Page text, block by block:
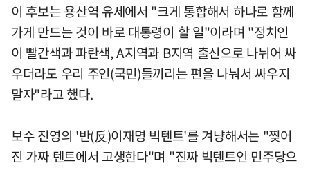
이 후보는 용산역 유세에서 "크게 통합해서 하나로 함께
가게 만드는 것이 바로 대통령이 할 일"이라며 "정치인
이 빨간색과 파란색, A지역과 B지역 출신으로 나뉘어 싸
우더라도 우리 주인(국민)들끼리는 편을 나눠서 싸우지
말자"라고 했다.
보수 진영의 '반(反)이재명 빅텐트'를 겨냥해서는 "찢어
진 가짜 텐트에서 고생한다"며 "진짜 빅텐트인 민주당으